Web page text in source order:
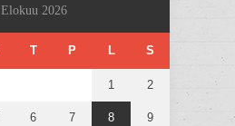
Elokuu 2026
T P L S
1 2
6 7 8 9